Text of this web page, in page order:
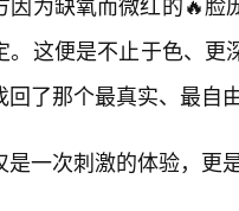
。这便是不止于色、
回了那个最真实、最自
是一次刺激的体验，更